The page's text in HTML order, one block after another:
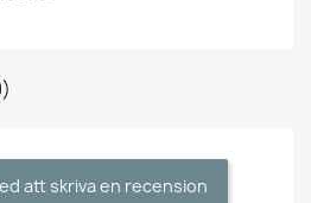
att skriva en recension